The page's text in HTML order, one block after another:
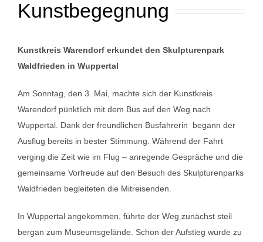
Kunstbegegnung
Kunstkreis Warendorf erkundet den Skulpturenpark
Waldfrieden in Wuppertal
Am Sonntag, den 3. Mai, machte sich der Kunstkreis
Warendorf pünktlich mit dem Bus auf den Weg nach
Wuppertal. Dank der freundlichen Busfahrerin begann der
Ausflug bereits in bester Stimmung. Während der Fahrt
verging die Zeit wie im Flug – anregende Gespräche und die
gemeinsame Vorfreude auf den Besuch des Skulpturenparks
Waldfrieden begleiteten die Mitreisenden.
In Wuppertal angekommen, führte der Weg zunächst steil
bergan zum Museumsgelände. Schon der Aufstieg wurde zu